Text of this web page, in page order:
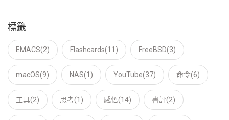
標籤
EMACS(2) Flashcards(11) FreeBSD(3)
macOS(9) NAS(1) YouTube(37) 命令(6)
工具(2) 思考(1) 感悟(14) 書評(2)